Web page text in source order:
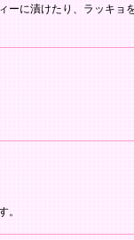
ーに漬けたり、ラッキョ
。